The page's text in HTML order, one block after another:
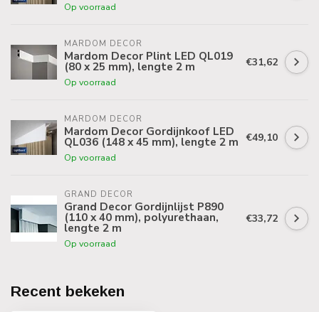
Op voorraad
MARDOM DECOR
Mardom Decor Plint LED QL019
(80 x 25 mm), lengte 2 m
Op voorraad
€31,62
MARDOM DECOR
Mardom Decor Gordijnkoof LED
QL036 (148 x 45 mm), lengte 2 m
Op voorraad
€49,10
GRAND DECOR
Grand Decor Gordijnlijst P890
(110 x 40 mm), polyurethaan,
lengte 2 m
Op voorraad
€33,72
Recent bekeken